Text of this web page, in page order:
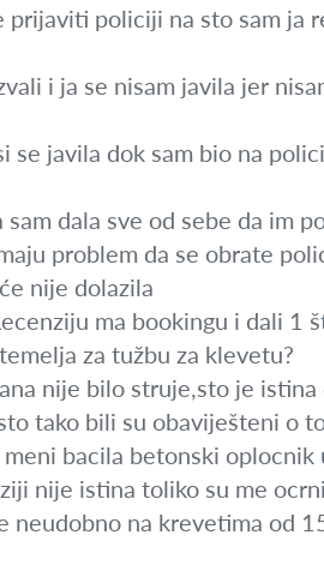
prijaviti policiji na sto sam
i ja se nisam javila jer
se javila dok sam bio na
dala sve od sebe da im
problem da se obrate
nije dolazila
ma bookingu i dali 1
za tužbu za klevetu?
nije bilo struje,sto je
tako bili su obaviješteni o
bacila betonski
nije istina toliko su me
neudobno na krevetima od